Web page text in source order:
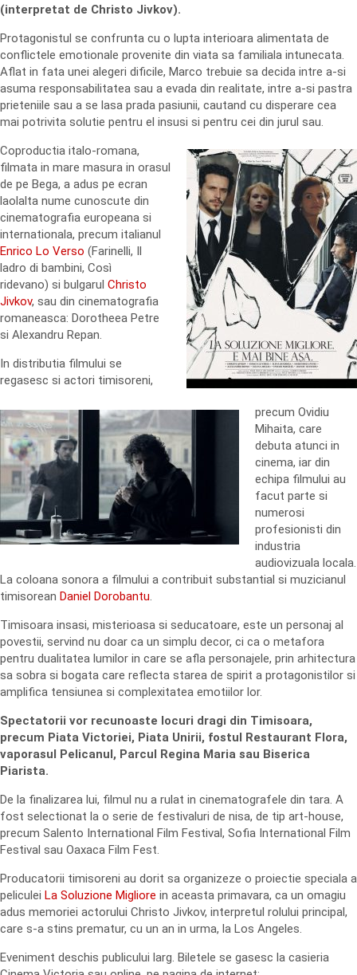
(interpretat de Christo Jivkov).
Protagonistul se confrunta cu o lupta interioara alimentata de
conflictele emotionale provenite din viata sa familiala intunecata.
Aflat in fata unei alegeri dificile, Marco trebuie sa decida intre a-si
asuma responsabilitatea sau a evada din realitate, intre a-si pastra
prieteniile sau a se lasa prada pasiunii, cautand cu disperare cea
mai potrivita solutie pentru el insusi si pentru cei din jurul sau.
Coproductia italo-romana,
filmata in mare masura in orasul
de pe Bega, a adus pe ecran
laolalta nume cunoscute din
cinematografia europeana si
internationala, precum italianul
Enrico Lo Verso (Farinelli, Il
ladro di bambini, Così
ridevano) si bulgarul Christo
Jivkov, sau din cinematografia
romaneasca: Dorotheea Petre
si Alexandru Repan.
In distributia filmului se
regasesc si actori timisoreni,
precum Ovidiu
Mihaita, care
debuta atunci in
cinema, iar din
echipa filmului au
facut parte si
numerosi
profesionisti din
industria
audiovizuala locala.
La coloana sonora a filmului a contribuit substantial si muzicianul
timisorean Daniel Dorobantu
Timisoara insasi, misterioasa si seducatoare, este un personaj al
povestii, servind nu doar ca un simplu decor, ci ca o metafora
pentru dualitatea lumilor in care se afla personajele, prin arhitectura
sa sobra si bogata care reflecta starea de spirit a protagonistilor si
amplifica tensiunea si complexitatea emotiilor lor.
Spectatorii vor recunoaste locuri dragi din Timisoara,
precum Piata Victoriei, Piata Unirii, fostul Restaurant Flora,
vaporasul Pelicanul, Parcul Regina Maria sau Biserica
Piarista.
De la finalizarea lui, filmul nu a rulat in cinematografele din tara. A
fost selectionat la o serie de festivaluri de nisa, de tip art-house,
precum Salento International Film Festival, Sofia International Film
Festival sau Oaxaca Film Fest.
Producatorii timisoreni au dorit sa organizeze o proiectie speciala a
peliculei La Soluzione Migliore in aceasta primavara, ca un omagiu
adus memoriei actorului Christo Jivkov, interpretul rolului principal,
care s-a stins prematur, cu un an in urma, la Los Angeles.
Eveniment deschis publicului larg. Biletele se gasesc la casieria